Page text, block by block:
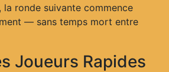
la ronde suivante commence
— sans temps mort entre
Joueurs Rapides